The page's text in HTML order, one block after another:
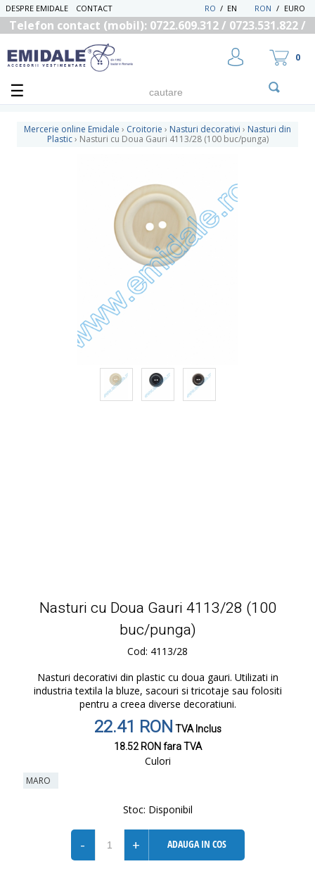
DESPRE EMIDALE CONTACT RON / EURO
EN
/
RO
Telefon contact (mobil): 0722.609.312 / 0723.531.822 /
RECUPEREAZA PAROLA
0
Mercerie online Emidale › Croitorie › Nasturi decorativi › Nasturi din
Plastic › Nasturi cu Doua Gauri 4113/28 (100 buc/punga)
Nasturi cu Doua Gauri 4113/28 (100
buc/punga)
Cod: 4113/28
Nasturi decorativi din plastic cu doua gauri. Utilizati in
industria textila la bluze, sacouri si tricotaje sau folositi
pentru a creea diverse decoratiuni.
22.41 RONTVA Inclus
18.52 RONfara TVA
Culori
MARO
Stoc: Disponibil
- + ADAUGA IN COS